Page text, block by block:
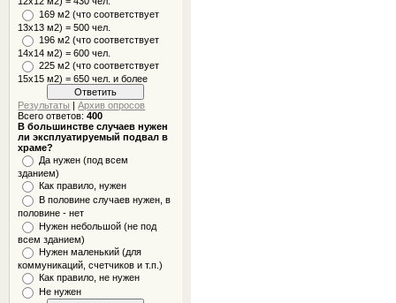
169 м2 (что соответствует
13х13 м2) = 500 чел.
196 м2 (что соответствует
14х14 м2) = 600 чел.
225 м2 (что соответствует
15х15 м2) = 650 чел. и более
Результаты |Архив опросов
Всего ответов:400
В большинстве случаев нужен
ли эксплуатируемый подвал в
храме?
Да нужен (под всем
зданием)
Как правило, нужен
В половине случаев нужен, в
половине - нет
Нужен небольшой (не под
всем зданием)
Нужен маленький (для
коммуникаций, счетчиков и т.п.)
Как правило, не нужен
Не нужен